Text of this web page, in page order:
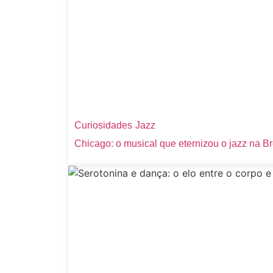
Curiosidades Jazz
Chicago: o musical que eternizou o jazz na